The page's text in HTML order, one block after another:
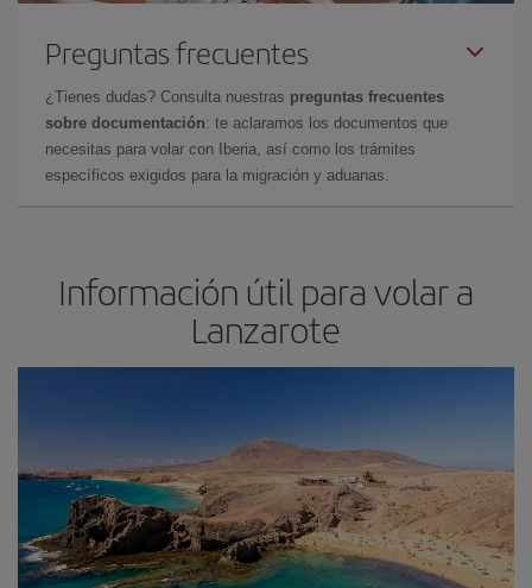
Preguntas frecuentes
¿Tienes dudas? Consulta nuestras preguntas frecuentes
sobre documentación: te aclaramos los documentos que
necesitas para volar con Iberia, así como los trámites
específicos exigidos para la migración y aduanas.
Información útil para volar a
Lanzarote